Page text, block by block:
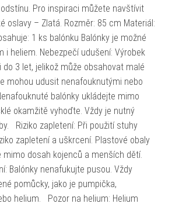
Pro inspiraci můžete navštívit
oslavy – Zlatá. Rozměr: 85 cm Materiál:
1 ks balónku Balónky je možné
i heliem. Nebezpečí udušení: Výrobek
do 3 let, jelikož může obsahovat malé
mohou udusit nenafouknutými nebo
balónky ukládejte mimo
okamžitě vyhoďte. Vždy je nutný
Riziko zapletení: Při použití stuhy
zapletení a uškrcení. Plastové obaly
mimo dosah kojenců a menších dětí.
Balónky nenafukujte pusou. Vždy
pomůcky, jako je pumpička,
helium. Pozor na helium: Helium